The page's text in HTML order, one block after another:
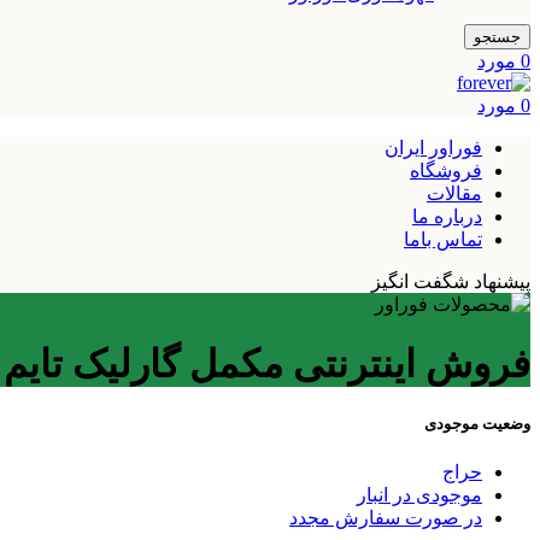
جستجو
0 مورد
0 مورد
فوراور ایران
فروشگاه
مقالات
درباره ما
تماس باما
پیشنهاد شگفت انگیز
فروش اینترنتی مکمل گارلیک تایم
وضعیت موجودی
حراج
موجودی در انبار
در صورت سفارش مجدد